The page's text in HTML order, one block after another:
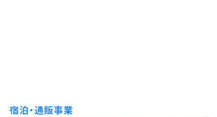
宿泊・通販事業